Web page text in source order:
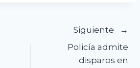
Siguiente
Policía admite
disparos en